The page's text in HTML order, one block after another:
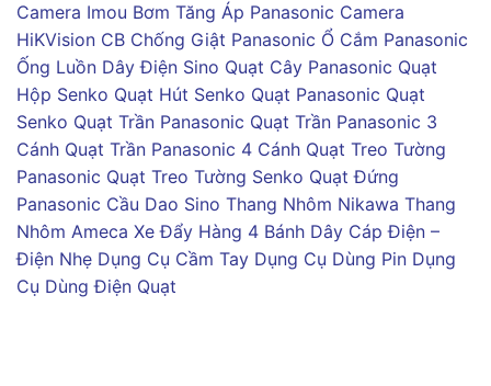
Camera Imou Bơm Tăng Áp Panasonic Camera
HiKVision CB Chống Giật Panasonic Ổ Cắm Panasonic
Ống Luồn Dây Điện Sino Quạt Cây Panasonic Quạt
Hộp Senko Quạt Hút Senko Quạt Panasonic Quạt
Senko Quạt Trần Panasonic Quạt Trần Panasonic 3
Cánh Quạt Trần Panasonic 4 Cánh Quạt Treo Tường
Panasonic Quạt Treo Tường Senko Quạt Đứng
Panasonic Cầu Dao Sino Thang Nhôm Nikawa Thang
Nhôm Ameca Xe Đẩy Hàng 4 Bánh Dây Cáp Điện –
Điện Nhẹ Dụng Cụ Cầm Tay Dụng Cụ Dùng Pin Dụng
Cụ Dùng Điện Quạt